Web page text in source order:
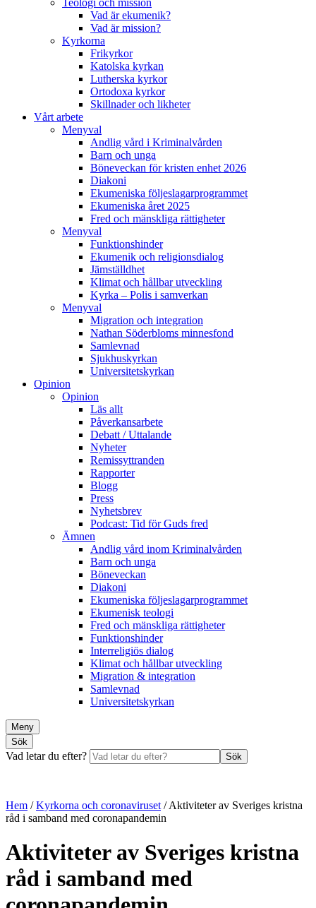
Vad är ekumenik?
Vad är mission?
Kyrkorna
Frikyrkor
Katolska kyrkan
Lutherska kyrkor
Ortodoxa kyrkor
Skillnader och likheter
Vårt arbete
Menyval
Andlig vård i Kriminalvården
Barn och unga
Böneveckan för kristen enhet 2026
Diakoni
Ekumeniska följeslagarprogrammet
Ekumeniska året 2025
Fred och mänskliga rättigheter
Menyval
Funktionshinder
Ekumenik och religionsdialog
Jämställdhet
Klimat och hållbar utveckling
Kyrka – Polis i samverkan
Menyval
Migration och integration
Nathan Söderbloms minnesfond
Samlevnad
Sjukhuskyrkan
Universitetskyrkan
Opinion
Opinion
Läs allt
Påverkansarbete
Debatt / Uttalande
Nyheter
Remissyttranden
Rapporter
Blogg
Press
Nyhetsbrev
Podcast: Tid för Guds fred
Ämnen
Andlig vård inom Kriminalvården
Barn och unga
Böneveckan
Diakoni
Ekumeniska följeslagarprogrammet
Ekumenisk teologi
Fred och mänskliga rättigheter
Funktionshinder
Interreligiös dialog
Klimat och hållbar utveckling
Migration & integration
Samlevnad
Universitetskyrkan
Meny
Sök
Vad letar du efter? Sök
Hem /Kyrkorna och coronaviruset /Aktiviteter av Sveriges kristna
råd i samband med coronapandemin
Aktiviteter av Sveriges kristna
råd i samband med